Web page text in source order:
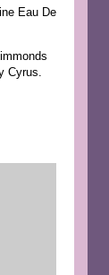
Eau De
Cyrus.